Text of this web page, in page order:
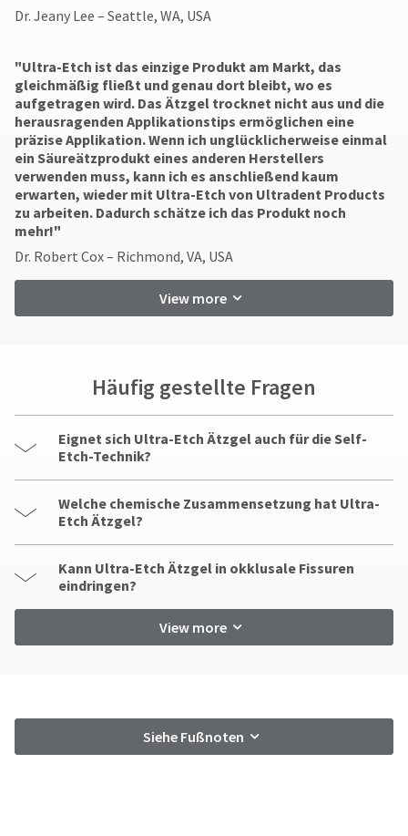
Dr. Jeany Lee – Seattle, WA, USA
"Ultra-Etch ist das einzige Produkt am Markt, das
gleichmäßig fließt und genau dort bleibt, wo es
aufgetragen wird. Das Ätzgel trocknet nicht aus und die
herausragenden Applikationstips ermöglichen eine
präzise Applikation. Wenn ich unglücklicherweise einmal
ein Säureätzprodukt eines anderen Herstellers
verwenden muss, kann ich es anschließend kaum
erwarten, wieder mit Ultra-Etch von Ultradent Products
zu arbeiten. Dadurch schätze ich das Produkt noch
mehr!"
Dr. Robert Cox – Richmond, VA, USA
View more
Häufig gestellte Fragen
Eignet sich Ultra-Etch Ätzgel auch für die Self-
Etch-Technik?
Welche chemische Zusammensetzung hat Ultra-
Etch Ätzgel?
Kann Ultra-Etch Ätzgel in okklusale Fissuren
eindringen?
View more
Siehe Fußnoten